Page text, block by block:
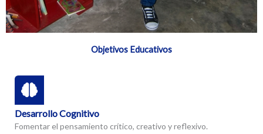
Objetivos Educativos
Desarrollo Cognitivo
Fomentar el pensamiento crítico, creativo y reflexivo.